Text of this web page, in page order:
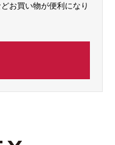
お買い物が便利になり